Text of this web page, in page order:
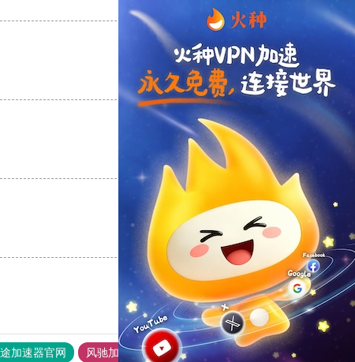
支持 [0] 反对[0]
支持[0] 反对
支持[0] 反对[0]
加速器官网 风驰加速器 旋风加速器